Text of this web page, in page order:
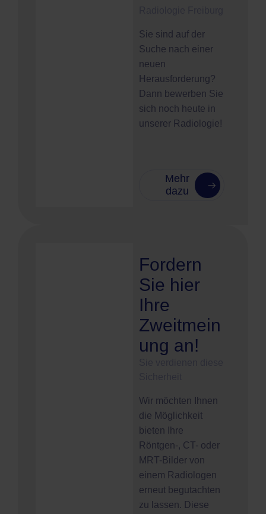
Sie sind auf der
Suche nach einer
neuen
Herausforderung?
Dann bewerben Sie
sich noch heute in
unserer Radiologie!
Mehr
dazu
Fordern
Sie hier
Ihre
Zweitmein
ung an!
Wir möchten Ihnen
die Möglichkeit
bieten Ihre
Röntgen-, CT- oder
MRT-Bilder von
einem Radiologen
erneut begutachten
zu lassen. Diese